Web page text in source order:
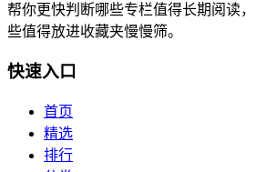
帮你更快判断哪些专栏值得长期阅读
些值得放进收藏夹慢慢筛。
快速入口
首页
精选
排行